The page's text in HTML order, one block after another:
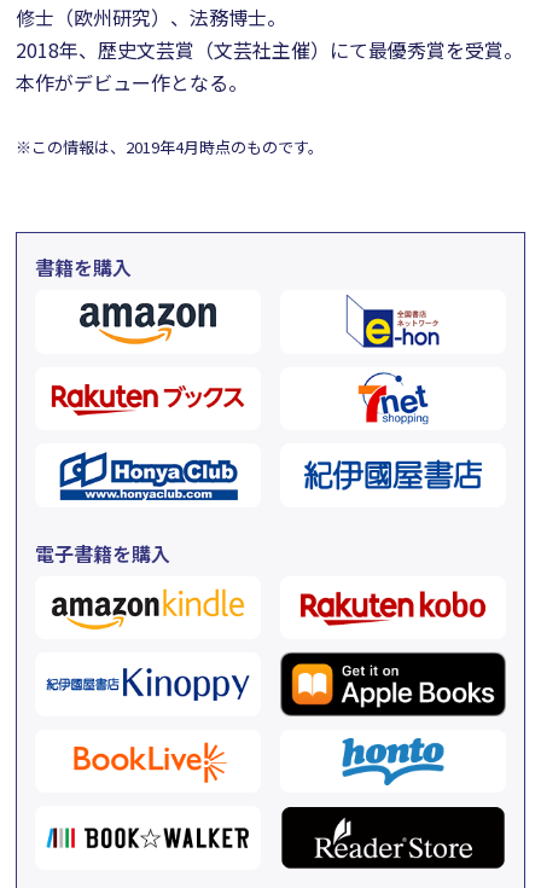
修士（欧州研究）、法務博士。
2018年、歴史文芸賞（文芸社主催）にて最優秀賞を受賞。
本作がデビュー作となる。
※この情報は、2019年4月時点のものです。
書籍を購入
電子書籍を購入